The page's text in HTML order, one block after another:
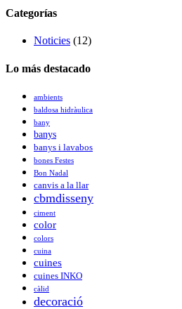
Categorías
Noticies (12)
Lo más destacado
ambients
baldosa hidràulica
bany
banys
banys i lavabos
bones Festes
Bon Nadal
canvis a la llar
cbmdisseny
ciment
color
colors
cuina
cuines
cuines INKO
càlid
decoració